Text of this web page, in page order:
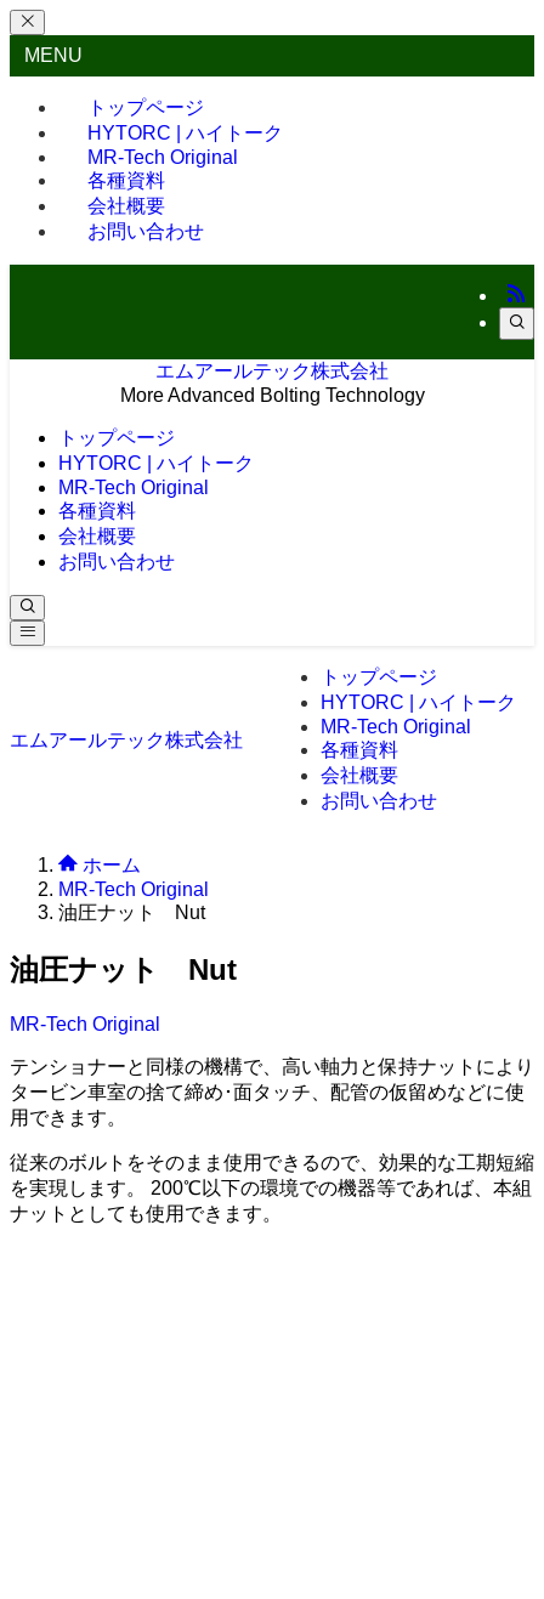
MENU
トップページ
HYTORC | ハイトーク
MR-Tech Original
各種資料
会社概要
お問い合わせ
エムアールテック株式会社
More Advanced Bolting Technology
トップページ
HYTORC | ハイトーク
MR-Tech Original
各種資料
会社概要
お問い合わせ
エムアールテック株式会社
トップページ
HYTORC | ハイトーク
MR-Tech Original
各種資料
会社概要
お問い合わせ
ホーム
MR-Tech Original
油圧ナット Nut
油圧ナット Nut
MR-Tech Original
テンショナーと同様の機構で、高い軸力と保持ナットにより
タービン車室の捨て締め･面タッチ、配管の仮留めなどに使
用できます。
従来のボルトをそのまま使用できるので、効果的な工期短縮
を実現します。 200℃以下の環境での機器等であれば、本組
ナットとしても使用できます。